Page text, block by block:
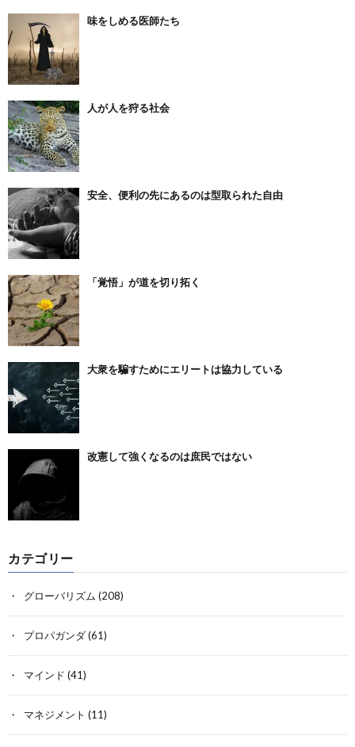
味をしめる医師たち
人が人を狩る社会
安全、便利の先にあるのは型取られた自由
「覚悟」が道を切り拓く
大衆を騙すためにエリートは協力している
改憲して強くなるのは庶民ではない
カテゴリー
グローバリズム (208)
プロパガンダ(61)
マインド (41)
マネジメント (11)